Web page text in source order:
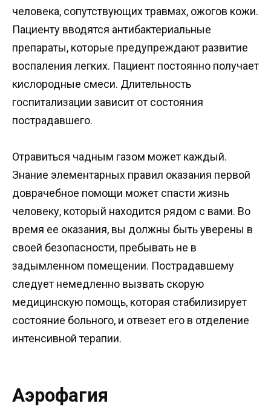
человека, сопутствующих травмах, ожогов кожи.
Пациенту вводятся антибактериальные
препараты, которые предупреждают развитие
воспаления легких. Пациент постоянно получает
кислородные смеси. Длительность
госпитализации зависит от состояния
пострадавшего.
Отравиться чадным газом может каждый.
Знание элементарных правил оказания первой
доврачебное помощи может спасти жизнь
человеку, который находится рядом с вами. Во
время ее оказания, вы должны быть уверены в
своей безопасности, пребывать не в
задымленном помещении. Пострадавшему
следует немедленно вызвать скорую
медицинскую помощь, которая стабилизирует
состояние больного, и отвезет его в отделение
интенсивной терапии.
Аэрофагия